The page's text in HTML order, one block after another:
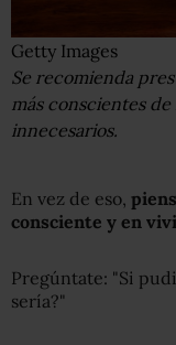
Getty Images
Se recomienda
más conscientes
innecesarios.
En vez de eso,
consciente y en
Pregúntate: "Si
sería?"